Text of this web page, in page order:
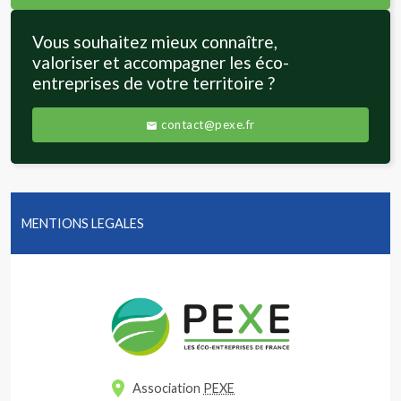
Vous souhaitez mieux connaître,
valoriser et accompagner les éco-
entreprises de votre territoire ?
mail contact@pexe.fr
MENTIONS LEGALES
location_on Association PEXE